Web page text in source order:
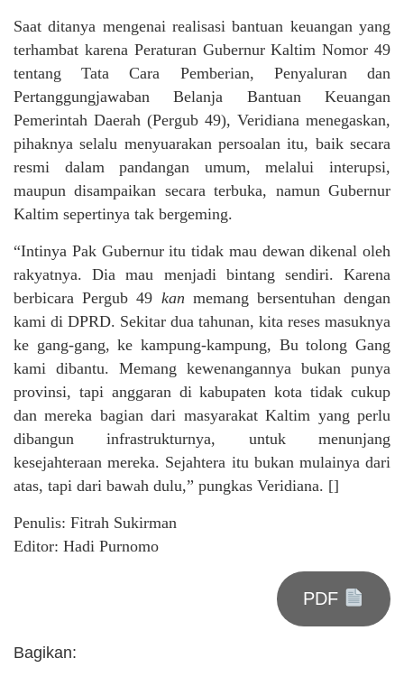
Saat ditanya mengenai realisasi bantuan keuangan yang
terhambat karena Peraturan Gubernur Kaltim Nomor 49
tentang Tata Cara Pemberian, Penyaluran dan
Pertanggungjawaban Belanja Bantuan Keuangan
Pemerintah Daerah (Pergub 49), Veridiana menegaskan,
pihaknya selalu menyuarakan persoalan itu, baik secara
resmi dalam pandangan umum, melalui interupsi,
maupun disampaikan secara terbuka, namun Gubernur
Kaltim sepertinya tak bergeming.
“Intinya Pak Gubernur itu tidak mau dewan dikenal oleh
rakyatnya. Dia mau menjadi bintang sendiri. Karena
berbicara Pergub 49 kan memang bersentuhan dengan
kami di DPRD. Sekitar dua tahunan, kita reses masuknya
ke gang-gang, ke kampung-kampung, Bu tolong Gang
kami dibantu. Memang kewenangannya bukan punya
provinsi, tapi anggaran di kabupaten kota tidak cukup
dan mereka bagian dari masyarakat Kaltim yang perlu
dibangun infrastrukturnya, untuk menunjang
kesejahteraan mereka. Sejahtera itu bukan mulainya dari
atas, tapi dari bawah dulu,” pungkas Veridiana. []
Penulis: Fitrah Sukirman
Editor: Hadi Purnomo
PDF
Bagikan: